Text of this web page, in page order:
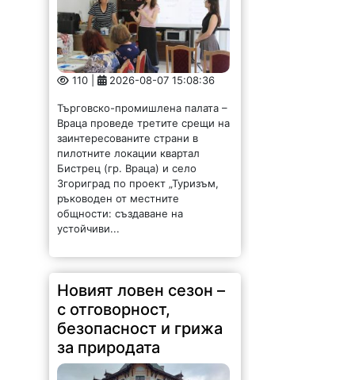
110 | 2026-08-07 15:08:36
Търговско-промишлена палата –
Враца проведе третите срещи на
заинтересованите страни в
пилотните локации квартал
Бистрец (гр. Враца) и село
Згориград по проект „Туризъм,
ръководен от местните
общности: създаване на
устойчиви...
Новият ловен сезон –
с отговорност,
безопасност и грижа
за природата